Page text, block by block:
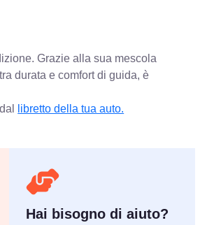
Grazie alla sua mescola
durata e comfort di guida, è
libretto della tua auto.
Hai bisogno di aiuto?